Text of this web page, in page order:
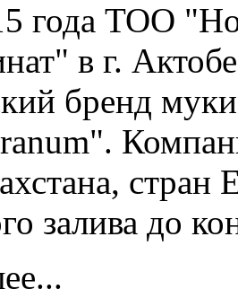
года ТОО
в г.
бренд
стран
залива до